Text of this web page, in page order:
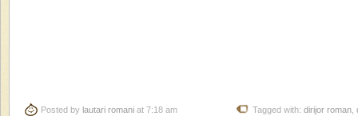
Posted by lautari romani at 7:18 am Tagged with: dirijor roman